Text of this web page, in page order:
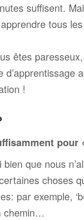
suffisent.
tous
êtes
!
pour
que nous
choses
par exemple,
chemin…